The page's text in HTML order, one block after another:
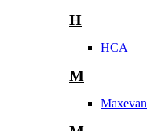
H
HCA
M
Maxevan